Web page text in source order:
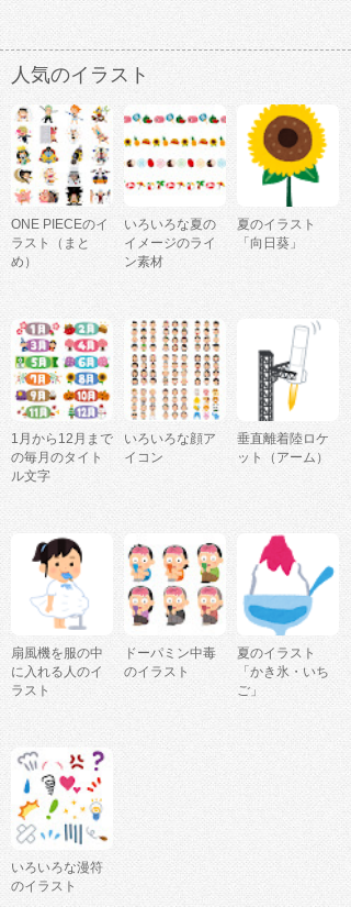
人気のイラスト
ONE PIECEのイ
ラスト（まと
め）
いろいろな夏の
イメージのライ
ン素材
夏のイラスト
「向日葵」
1月から12月まで
の毎月のタイト
ル文字
いろいろな顔ア
イコン
垂直離着陸ロケ
ット（アーム）
扇風機を服の中
に入れる人のイ
ラスト
ドーパミン中毒
のイラスト
夏のイラスト
「かき氷・いち
ご」
いろいろな漫符
のイラスト